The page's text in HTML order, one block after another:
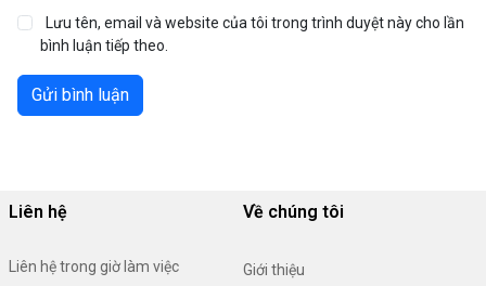
Lưu tên, email và website của tôi trong trình duyệt này cho lần
bình luận tiếp theo.
Gửi bình luận
Liên hệ
Liên hệ trong giờ làm việc
Về chúng tôi
Giới thiệu